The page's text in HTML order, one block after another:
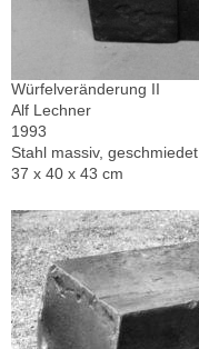
Würfelveränderung II
Alf Lechner
1993
Stahl massiv, geschmiedet
37 x 40 x 43 cm